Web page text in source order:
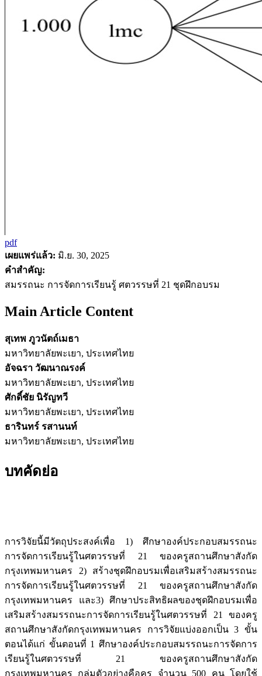
pdf
เผยแพร่แล้ว: มิ.ย. 30, 2025
คำสำคัญ:
สมรรถนะ การจัดการเรียนรู้ ศตวรรษที่ 21 ชุดฝึกอบรม
Main Article Content
สุเทพ ภูวนัตถ์เมธา
มหาวิทยาลัยพะเยา, ประเทศไทย
อัจฉรา วัฒนาณรงค์
มหาวิทยาลัยพะเยา, ประเทศไทย
ศักดิ์ชัย นิรัญทวี
มหาวิทยาลัยพะเยา, ประเทศไทย
ธารินทร์ รสานนท์
มหาวิทยาลัยพะเยา, ประเทศไทย
บทคัดย่อ
การวิจัยนี้มีวัตถุประสงค์เพื่อ 1) ศึกษาองค์ประกอบสมรรถนะ
การจัดการเรียนรู้ในศตวรรษที่ 21 ของครูสถานศึกษาสังกัด
กรุงเทพมหานคร 2) สร้างชุดฝึกอบรมเพื่อเสริมสร้างสมรรถนะ
การจัดการเรียนรู้ในศตวรรษที่ 21 ของครูสถานศึกษาสังกัด
กรุงเทพมหานคร และ3) ศึกษาประสิทธิผลของชุดฝึกอบรมเพื่อ
เสริมสร้างสมรรถนะการจัดการเรียนรู้ในศตวรรษที่ 21 ของครู
สถานศึกษาสังกัดกรุงเทพมหานคร การวิจัยแบ่งออกเป็น 3 ขั้น
ตอนได้แก่ ขั้นตอนที่ 1 ศึกษาองค์ประกอบสมรรถนะการจัดการ
เรียนรู้ในศตวรรษที่ 21 ของครูสถานศึกษาสังกัด
กรุงเทพมหานคร กลุ่มตัวอย่างคือครู จำนวน 500 คน โดยใช้